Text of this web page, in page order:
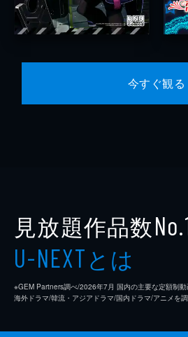
今すぐ観る
見放題作品数
U-NEXTとは
※GEM Partners調べ/2026年7⽉ 国内の主要な定額制
海外ドラマ/韓流・アジアドラマ/国内ドラマ/アニメを調